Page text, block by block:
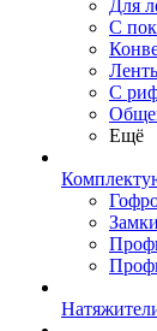
Для
С
С
Ещё